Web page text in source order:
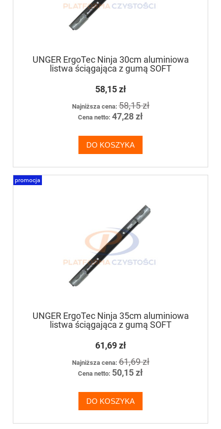
UNGER ErgoTec Ninja 30cm aluminiowa
listwa ściągająca z gumą SOFT
58,15 zł
Najniższa cena:58,15 zł
Cena netto: 47,28 zł
DO KOSZYKA
UNGER ErgoTec Ninja 35cm aluminiowa
listwa ściągająca z gumą SOFT
61,69 zł
Najniższa cena:61,69 zł
Cena netto: 50,15 zł
DO KOSZYKA
promocja